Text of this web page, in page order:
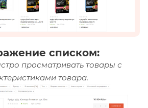
списком:
просматривать товары с
товара.